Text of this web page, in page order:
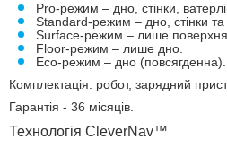
Pro-режим – дно, стінки,
Standard-режим – дно, стінки та
Surface-режим – лише поверхня
Floor-режим – лише дно.
Eco-режим – дно (повсягденна).
Комплектація: робот, зарядний
Гарантія - 36 місяців.
Технологія CleverNav™